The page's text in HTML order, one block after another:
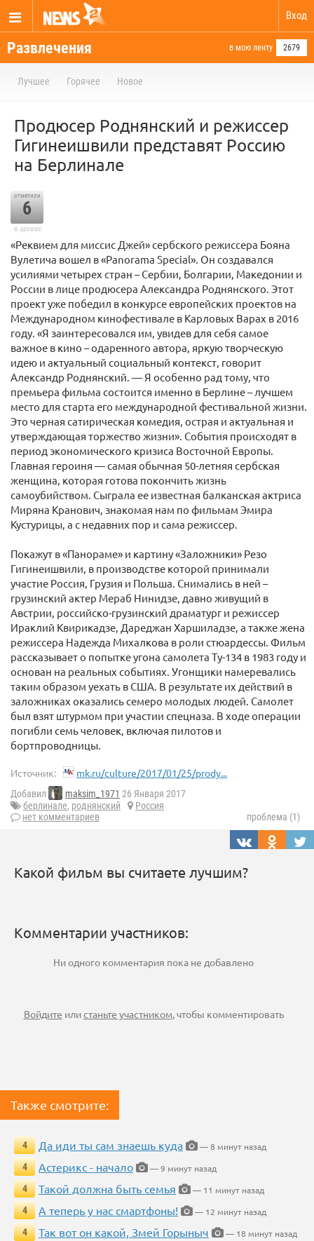
Вход
Развлечения в мою ленту 2679
Лучшее Горячее Новое
Продюсер Роднянский и режиссер
Гигинеишвили представят Россию
на Берлинале
отметили
6
в архиве
«Реквием для миссис Джей» сербского режиссера Бояна
Вулетича вошел в «Panorama Special». Он создавался
усилиями четырех стран – Сербии, Болгарии, Македонии и
России в лице продюсера Александра Роднянского. Этот
проект уже победил в конкурсе европейских проектов на
Международном кинофестивале в Карловых Варах в 2016
году. «Я заинтересовался им, увидев для себя самое
важное в кино – одаренного автора, яркую творческую
идею и актуальный социальный контекст, говорит
Александр Роднянский. — Я особенно рад тому, что
премьера фильма состоится именно в Берлине – лучшем
место для старта его международной фестивальной жизни.
Это черная сатирическая комедия, острая и актуальная и
утверждающая торжество жизни». События происходят в
период экономического кризиса Восточной Европы.
Главная героиня — самая обычная 50-летняя сербская
женщина, которая готова покончить жизнь
самоубийством. Сыграла ее известная балканская актриса
Миряна Кранович, знакомая нам по фильмам Эмира
Кустурицы, а с недавних пор и сама режиссер.
Покажут в «Панораме» и картину «Заложники» Резо
Гигинеишвили, в производстве которой принимали
участие Россия, Грузия и Польша. Снимались в ней –
грузинский актер Мераб Нинидзе, давно живущий в
Австрии, российско-грузинский драматург и режиссер
Ираклий Квирикадзе, Дареджан Xаршиладзе, а также жена
режиссера Надежда Михалкова в роли стюардессы. Фильм
рассказывает о попытке угона самолета Ту-134 в 1983 году и
основан на реальных событиях. Угонщики намеревались
таким образом уехать в США. В результате их действий в
заложниках оказались семеро молодых людей. Самолет
был взят штурмом при участии спецназа. В ходе операции
погибли семь человек, включая пилотов и
бортпроводницы.
Источник: mk.ru/culture/2017/01/25/prody...
Добавил maksim_1971 26 Января 2017
берлинале, роднянский
Россия
нет комментариев
проблема (1)
Какой фильм вы считаете лучшим?
Комментарии участников:
Ни одного комментария пока не добавлено
Войдите илистаньте участником, чтобы комментировать
Также смотрите:
4 Да иди ты сам знаешь куда
— 8 минут назад
4
Астерикс - начало
— 9 минут назад
4
Такой должна быть семья
— 11 минут назад
4
А теперь у нас смартфоны!
— 12 минут назад
4
Так вот он какой, Змей Горыныч
— 18 минут назад